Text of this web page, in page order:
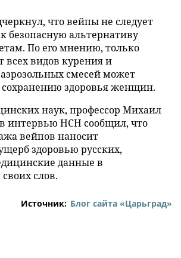
что вейпы не следует
безопасную альтернативу
По его мнению, только
всех видов курения и
смесей может
сохранению здоровья женщин.
наук, профессор Михаил
интервью НСН сообщил, что
вейпов наносит
здоровью русских,
данные в
слов.
Источник: Блог сайта «Царьград»